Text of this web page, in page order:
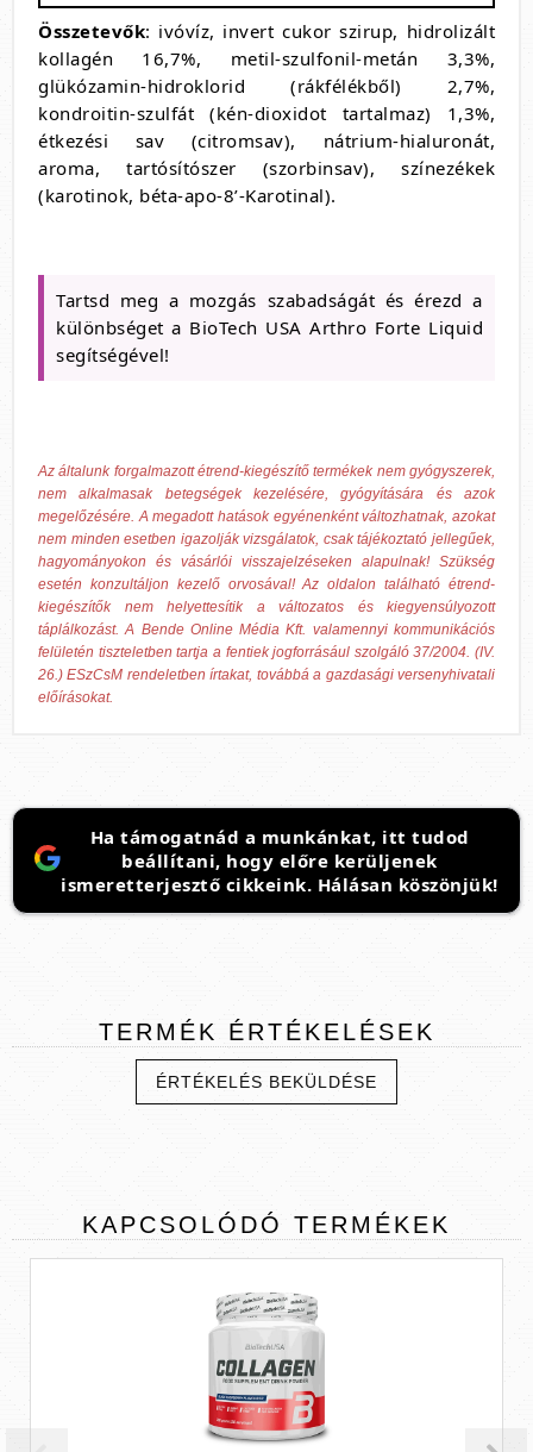
Összetevők: ivóvíz, invert cukor szirup, hidrolizált
kollagén 16,7%, metil-szulfonil-metán 3,3%,
glükózamin-hidroklorid (rákfélékből) 2,7%,
kondroitin-szulfát (kén-dioxidot tartalmaz) 1,3%,
étkezési sav (citromsav), nátrium-hialuronát,
aroma, tartósítószer (szorbinsav), színezékek
(karotinok, béta-apo-8’-Karotinal).
Tartsd meg a mozgás szabadságát és érezd a
különbséget a BioTech USA Arthro Forte Liquid
segítségével!
Az általunk forgalmazott étrend-kiegészítő termékek nem gyógyszerek,
nem alkalmasak betegségek kezelésére, gyógyítására és azok
megelőzésére. A megadott hatások egyénenként változhatnak, azokat
nem minden esetben igazolják vizsgálatok, csak tájékoztató jellegűek,
hagyományokon és vásárlói visszajelzéseken alapulnak! Szükség
esetén konzultáljon kezelő orvosával! Az oldalon található étrend-
kiegészítők nem helyettesítik a változatos és kiegyensúlyozott
táplálkozást. A Bende Online Média Kft. valamennyi kommunikációs
felületén tiszteletben tartja a fentiek jogforrásául szolgáló 37/2004. (IV.
26.) ESzCsM rendeletben írtakat, továbbá a gazdasági versenyhivatali
előírásokat.
Ha támogatnád a munkánkat, itt tudod
beállítani, hogy előre kerüljenek
ismeretterjesztő cikkeink. Hálásan köszönjük!
TERMÉK ÉRTÉKELÉSEK
ÉRTÉKELÉS BEKÜLDÉSE
KAPCSOLÓDÓ TERMÉKEK